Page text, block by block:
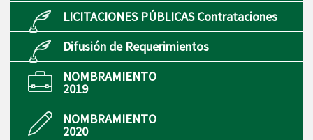
LICITACIONES PÚBLICAS Contrataciones
Difusión de Requerimientos
NOMBRAMIENTO
2019
NOMBRAMIENTO
2020